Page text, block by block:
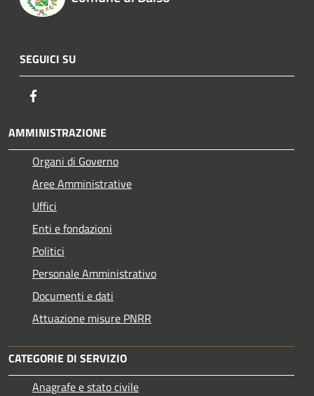
SEGUICI SU
AMMINISTRAZIONE
Organi di Governo
Aree Amministrative
Uffici
Enti e fondazioni
Politici
Personale Amministrativo
Documenti e dati
Attuazione misure PNRR
CATEGORIE DI SERVIZIO
Anagrafe e stato civile